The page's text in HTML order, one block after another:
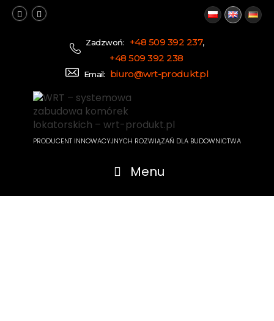
Zadzwoń: +48 509 392 237,
+48 509 392 238
Email: biuro@wrt-produkt.pl
PRODUCENT INNOWACYJNYCH ROZWIĄZAŃ DLA BUDOWNICTWA
Menu